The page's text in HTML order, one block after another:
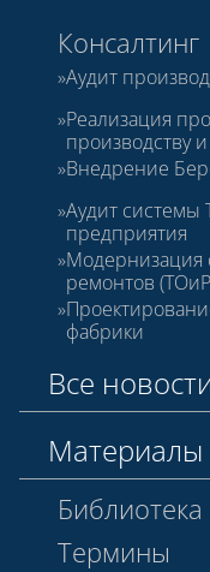
Консалтинг
Аудит
Реализация
производству
Внедрение
Аудит системы
предприятия
Модернизация
ремонтов
фабрики
Все
Материалы
Библиотека
Термины